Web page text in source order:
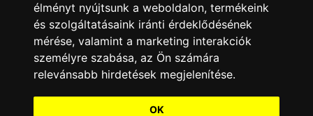
élményt nyújtsunk a weboldalon, termékeink
és szolgáltatásaink iránti érdeklődésének
mérése, valamint a marketing interakciók
személyre szabása, az Ön számára
relevánsabb hirdetések megjelenítése.
OK